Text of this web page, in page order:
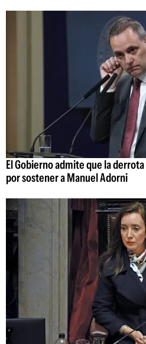
El Gobierno admite que la
por sostener a Manuel Adorni